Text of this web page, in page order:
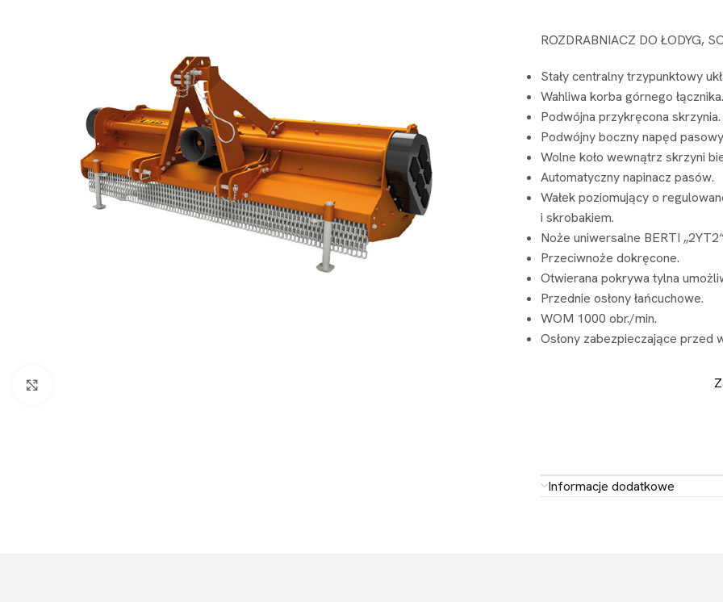
ROZDRABNIACZ DO ŁODYG,
Stały centralny trzypunktowy
Wahliwa korba górnego łącznika.
Podwójna przykręcona skrzynia.
Podwójny boczny napęd
Wolne koło wewnątrz skrzyni
Automatyczny napinacz pasów.
Wałek poziomujący o
i skrobakiem.
Noże uniwersalne BERTI
Przeciwnoże dokręcone.
Otwierana pokrywa tylna
Przednie osłony łańcuchowe.
WOM 1000 obr./min.
Osłony zabezpieczające przed
Informacje dodatkowe